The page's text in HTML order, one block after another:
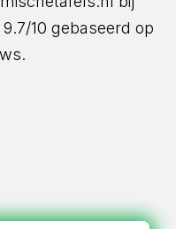
9.7/10 gebaseerd op